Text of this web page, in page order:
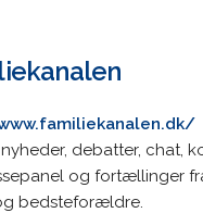
debatter, chat,
og fortællinger
bedsteforældre.